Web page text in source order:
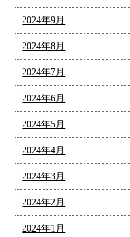
2024年9月
2024年8月
2024年7月
2024年6月
2024年5月
2024年4月
2024年3月
2024年2月
2024年1月